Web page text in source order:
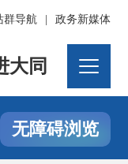
群导航 政务新媒体
大同
无障碍浏览